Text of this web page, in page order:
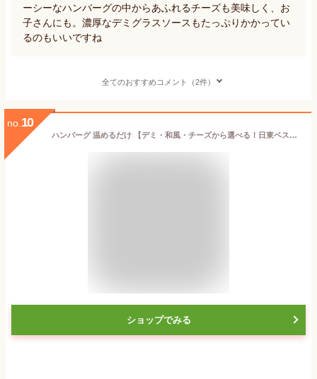
ーシーなハンバーグの中からあふれるチーズも美味しく、お
子さんにも。濃厚なデミグラスソースもたっぷりかかってい
るのもいいですね
全てのおすすめコメント（2件）
no. 10
ハンバーグ 温めるだけ 【デミ・和風・チーズから選べる！日東ベストの美味しいハンバーグ 3種から選べる10個 ※5個単位】 冷凍 合挽 ヴィアンドハンバーグ 和風ハンバーグ チーズインハンバーグ お惣菜 レンジ 湯煎
ショップでみる